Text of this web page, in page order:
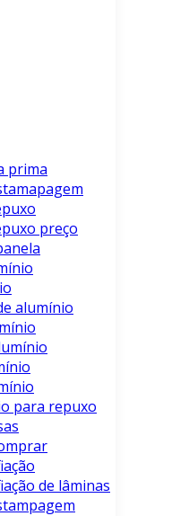
prima
preço
alumínio
para repuxo
de lâminas